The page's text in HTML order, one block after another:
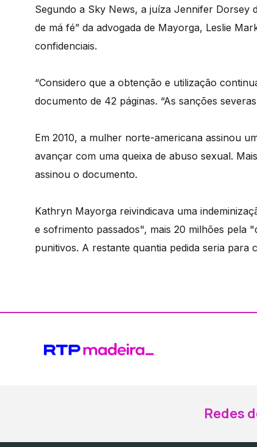
Segundo a Sky News, a juíza Jennifer Dorsey
de má fé” da advogada de Mayorga, Leslie
confidenciais.
“Considero que a obtenção e utilização
documento de 42 páginas. “As sanções
Em 2010, a mulher norte-americana assinou
avançar com uma queixa de abuso sexual.
assinou o documento.
Kathryn Mayorga reivindicava uma
e sofrimento passados", mais 20 milhões pela
punitivos. A restante quantia pedida seria para
Redes